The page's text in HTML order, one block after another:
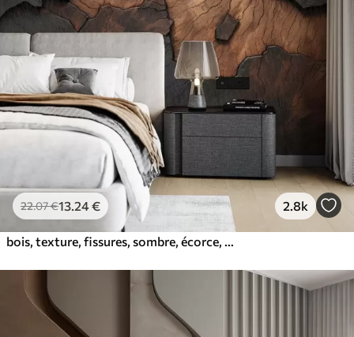
22.07€13 .24€ 2.8k